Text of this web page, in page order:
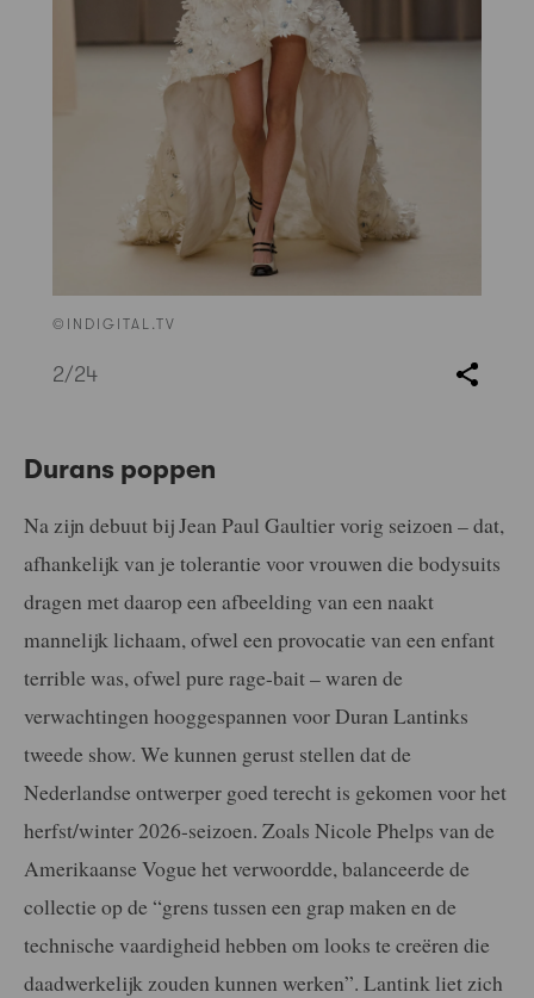
©INDIGITAL.TV
2/24
Durans poppen
Na zijn debuut bij Jean Paul Gaultier vorig seizoen – dat,
afhankelijk van je tolerantie voor vrouwen die bodysuits
dragen met daarop een afbeelding van een naakt
mannelijk lichaam, ofwel een provocatie van een enfant
terrible was, ofwel pure rage-bait – waren de
verwachtingen hooggespannen voor Duran Lantinks
tweede show. We kunnen gerust stellen dat de
Nederlandse ontwerper goed terecht is gekomen voor het
herfst/winter 2026-seizoen. Zoals Nicole Phelps van de
Amerikaanse Vogue het verwoordde, balanceerde de
collectie op de “grens tussen een grap maken en de
technische vaardigheid hebben om looks te creëren die
daadwerkelijk zouden kunnen werken”. Lantink liet zich